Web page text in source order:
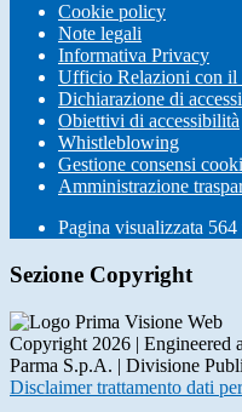
Cookie policy
Note legali
Informativa Privacy
Ufficio Relazioni con il
Dichiarazione di
Obiettivi di accessibilità
Whistleblowing
Gestione consensi
Amministrazione
Pagina visualizzata 564
Sezione Copyright
Copyright 2026 | Engineered
Parma S.p.A. | Divisione
Disclaimer trattamento dati